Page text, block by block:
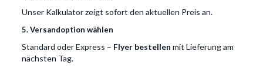
Unser Kalkulator zeigt sofort den aktuellen Preis an.
5. Versandoption wählen
Standard oder Express – Flyer bestellen mit Lieferung am
nächsten Tag.